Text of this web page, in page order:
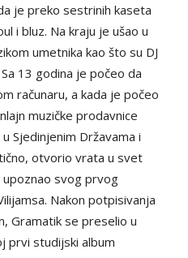
je preko sestrinih kaseta
i bluz. Na kraju je ušao u
umetnika kao što su DJ
13 godina je počeo da
računaru, a kada je počeo
muzičke prodavnice
Sjedinjenim Državama i
otvorio vrata u svet
svog prvog
Nakon potpisivanja
Gramatik se preselio u
prvi studijski album